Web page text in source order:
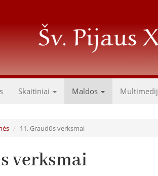
Skaitiniai Maldos
11. Graudūs verksmai
verksmai